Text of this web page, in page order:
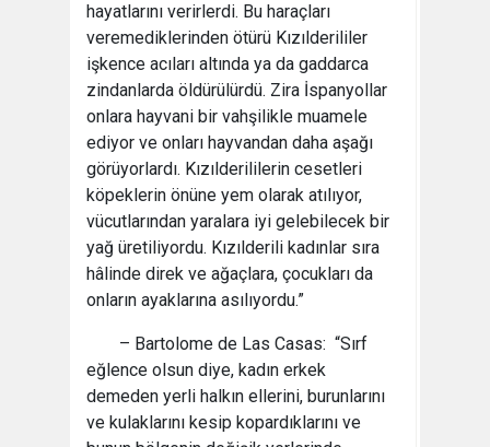
hayatlarını verirlerdi. Bu haraçları
veremediklerinden ötürü Kızılderililer
işkence acıları altında ya da gaddarca
zindanlarda öldürülürdü. Zira İspanyollar
onlara hayvani bir vahşilikle muamele
ediyor ve onları hayvandan daha aşağı
görüyorlardı. Kızılderililerin cesetleri
köpeklerin önüne yem olarak atılıyor,
vücutlarından yaralara iyi gelebilecek bir
yağ üretiliyordu. Kızılderili kadınlar sıra
hâlinde direk ve ağaçlara, çocukları da
onların ayaklarına asılıyordu.”
– Bartolome de Las Casas: “Sırf
eğlence olsun diye, kadın erkek
demeden yerli halkın ellerini, burunlarını
ve kulaklarını kesip kopardıklarını ve